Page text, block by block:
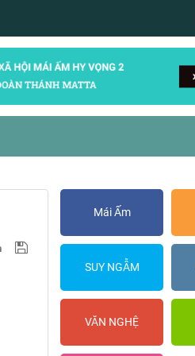
Mái Ấm
SUY NGẪM
VĂN NGHỆ